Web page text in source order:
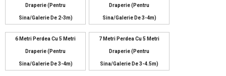
Draperie (pentru
Sina/galerie De 2-3m)
Draperie (pentru
Sina/galerie De 3-4m)
6 Metri Perdea Cu 5 Metri
Draperie (pentru
Sina/galerie De 3-4m)
7 Metri Perdea Cu 5 Metri
Draperie (pentru
Sina/galerie De 3-4.5m)